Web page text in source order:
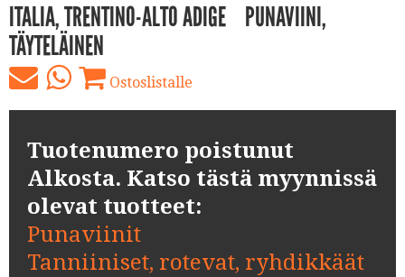
ITALIA, TRENTINO-ALTO ADIGE
PUNAVIINI,
TÄYTELÄINEN
Ostoslistalle
Tuotenumero poistunut
Alkosta. Katso tästä myynnissä
olevat tuotteet:
Punaviinit
Tanniiniset, rotevat, ryhdikkäät